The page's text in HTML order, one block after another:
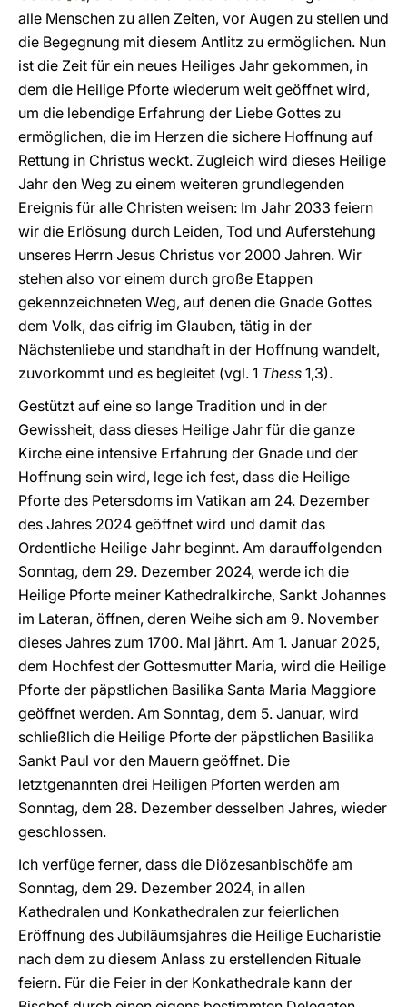
alle Menschen zu allen Zeiten, vor Augen zu stellen und
die Begegnung mit diesem Antlitz zu ermöglichen. Nun
ist die Zeit für ein neues Heiliges Jahr gekommen, in
dem die Heilige Pforte wiederum weit geöffnet wird,
um die lebendige Erfahrung der Liebe Gottes zu
ermöglichen, die im Herzen die sichere Hoffnung auf
Rettung in Christus weckt. Zugleich wird dieses Heilige
Jahr den Weg zu einem weiteren grundlegenden
Ereignis für alle Christen weisen: Im Jahr 2033 feiern
wir die Erlösung durch Leiden, Tod und Auferstehung
unseres Herrn Jesus Christus vor 2000 Jahren. Wir
stehen also vor einem durch große Etappen
gekennzeichneten Weg, auf denen die Gnade Gottes
dem Volk, das eifrig im Glauben, tätig in der
Nächstenliebe und standhaft in der Hoffnung wandelt,
zuvorkommt und es begleitet (vgl. 1 Thess 1,3).
Gestützt auf eine so lange Tradition und in der
Gewissheit, dass dieses Heilige Jahr für die ganze
Kirche eine intensive Erfahrung der Gnade und der
Hoffnung sein wird, lege ich fest, dass die Heilige
Pforte des Petersdoms im Vatikan am 24. Dezember
des Jahres 2024 geöffnet wird und damit das
Ordentliche Heilige Jahr beginnt. Am darauffolgenden
Sonntag, dem 29. Dezember 2024, werde ich die
Heilige Pforte meiner Kathedralkirche, Sankt Johannes
im Lateran, öffnen, deren Weihe sich am 9. November
dieses Jahres zum 1700. Mal jährt. Am 1. Januar 2025,
dem Hochfest der Gottesmutter Maria, wird die Heilige
Pforte der päpstlichen Basilika Santa Maria Maggiore
geöffnet werden. Am Sonntag, dem 5. Januar, wird
schließlich die Heilige Pforte der päpstlichen Basilika
Sankt Paul vor den Mauern geöffnet. Die
letztgenannten drei Heiligen Pforten werden am
Sonntag, dem 28. Dezember desselben Jahres, wieder
geschlossen.
Ich verfüge ferner, dass die Diözesanbischöfe am
Sonntag, dem 29. Dezember 2024, in allen
Kathedralen und Konkathedralen zur feierlichen
Eröffnung des Jubiläumsjahres die Heilige Eucharistie
nach dem zu diesem Anlass zu erstellenden Rituale
feiern. Für die Feier in der Konkathedrale kann der